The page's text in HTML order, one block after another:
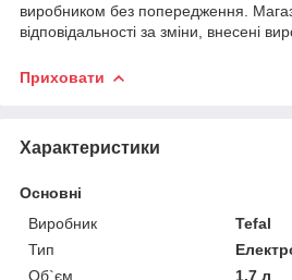
виробником без попередження.
відповідальності за зміни, внесені
Приховати
Характеристики
Основні
Виробник
Tefal
Тип
Об`єм
1.7 л